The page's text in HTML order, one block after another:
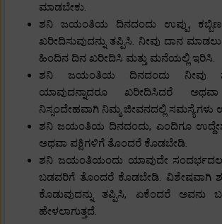
ಮಾಡಬೇಕು.
ಶನಿ ಜಯಂತಿಯ ದಿನದಂದು ಉಪ್ಪು, ಕಬ್ಬಿಣ
ಖರೀದಿಸುವುದನ್ನು ತಪ್ಪಿಸಿ. ನೀವು ದಾನ
ಹಿಂದಿನ ದಿನ ಖರೀದಿಸಿ ಮತ್ತು ಮನೆಯಲ್ಲಿ ಇರಿಸಿ.
ಶನಿ ಜಯಂತಿಯ ದಿನದಂದು ನೀವು
ಯಾವುದನ್ನಾದರೂ ಖರೀದಿಸಿದರೆ
ನಿಸ್ಸಂದೇಹವಾಗಿ ನಿಮ್ಮ ಜೀವನದಲ್ಲಿ ಸಮಸ್ಯೆಗಳು
ಶನಿ ಜಯಂತಿಯ ದಿನದಂದು, ಎಂದಿಗೂ
ಅಥವಾ ಪಕ್ಷಿಗಳಿಗೆ ತೊಂದರೆ ಕೊಡಬೇಡಿ.
ಶನಿ ಜಯಂತಿಯಂದು ಯಾವುದೇ
ಬಡವರಿಗೆ ತೊಂದರೆ ಕೊಡಬೇಡಿ. ವಿಶೇಷವಾಗಿ
ಕೊಡುವುದನ್ನು ತಪ್ಪಿಸಿ, ಏಕೆಂದರೆ ಅವನು
ಹೇಳಲಾಗುತ್ತದೆ.